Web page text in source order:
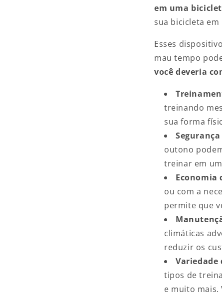
em uma
sua bicicleta
Esses
mau tempo
você deveria
treinando
sua forma
Segurança
outono
treinar em
Economia
ou com a
permite que
climáticas
reduzir os
tipos de
e muito